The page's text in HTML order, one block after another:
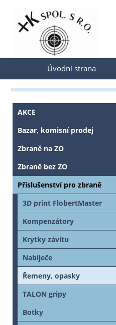
Přihlásit se
Úvodní strana
AKCE
Bazar, komisní prodej
Zbraně na ZO
Zbraně bez ZO
Příslušenství pro zbraně
3D print FlobertMaster
Kompenzátory
Krytky závitu
Nabíječe
Řemeny, opasky
TALON gripy
Botky